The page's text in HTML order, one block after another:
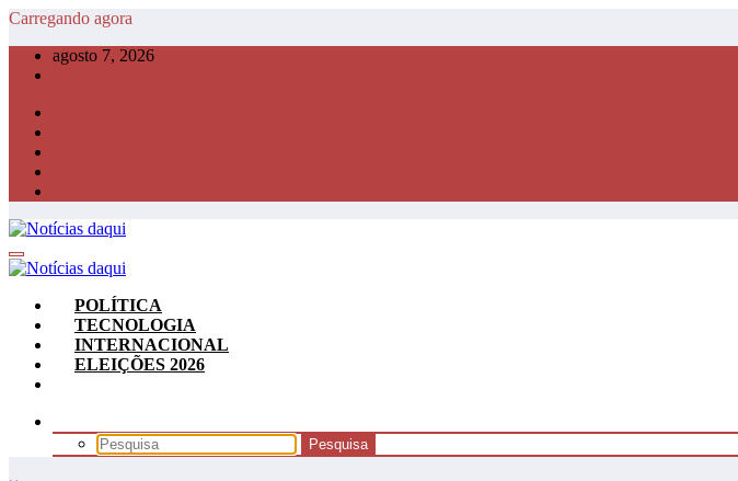
Pular
conteúdo
Carregando agora
agosto 7, 2026
POLÍTICA
TECNOLOGIA
INTERNACIONAL
ELEIÇÕES 2026